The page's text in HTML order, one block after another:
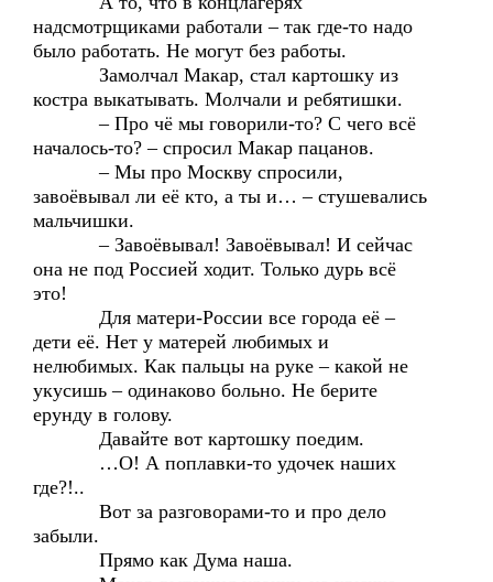
надсмотрщиками работали – так где-то надо
было работать. Не могут без работы.
Замолчал Макар, стал картошку из
костра выкатывать. Молчали и ребятишки.
– Про чё мы говорили-то? С чего всё
началось-то? – спросил Макар пацанов.
– Мы про Москву спросили,
завоёвывал ли её кто, а ты и… – стушевались
мальчишки.
– Завоёвывал! Завоёвывал! И сейчас
она не под Россией ходит. Только дурь всё
это!
Для матери-России все города её –
дети её. Нет у матерей любимых и
нелюбимых. Как пальцы на руке – какой не
укусишь – одинаково больно. Не берите
ерунду в голову.
Давайте вот картошку поедим.
…О! А поплавки-то удочек наших
где?!..
Вот за разговорами-то и про дело
забыли.
Прямо как Дума наша.